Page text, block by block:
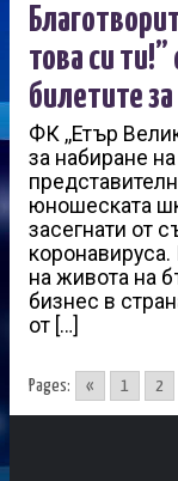
това си
билетите
ФК ,,Етър
за набиране
юношеската
засегнати от
на живота на
бизнес в
от […]
Pages: « 1 2